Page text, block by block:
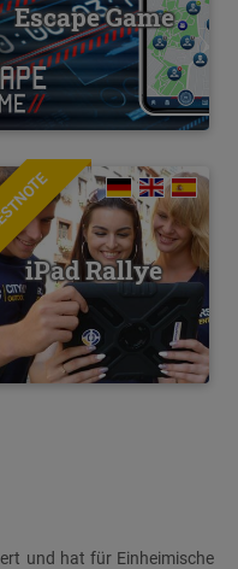
Escape Game
iPad Rallye
und hat für Einheimische